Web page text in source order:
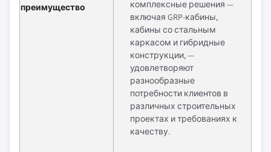
преимущество
комплексные решения —
включая GRP-кабины,
кабины со стальным
каркасом и гибридные
конструкции, —
удовлетворяют
разнообразные
потребности клиентов в
различных строительных
проектах и требованиях к
качеству.